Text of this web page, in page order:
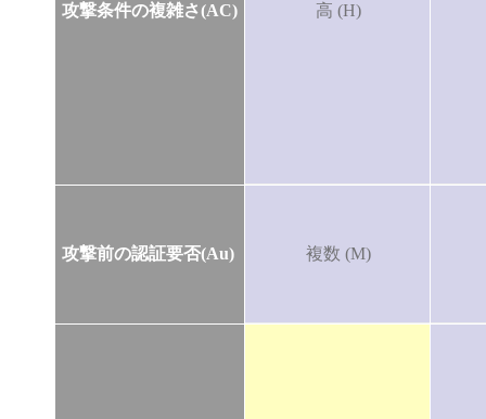
攻撃条件の複雑さ(AC) 高 (H)
攻撃前の認証要否(Au) 複数 (M)